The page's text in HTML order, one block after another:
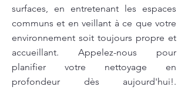
surfaces, en entretenant les espaces
communs et en veillant à ce que votre
environnement soit toujours propre et
accueillant. Appelez-nous pour
planifier votre nettoyage en
profondeur dès aujourd'hui!.